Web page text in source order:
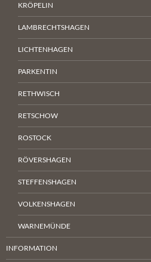
KRÖPELIN
LAMBRECHTSHAGEN
LICHTENHAGEN
PARKENTIN
RETHWISCH
RETSCHOW
ROSTOCK
RÖVERSHAGEN
STEFFENSHAGEN
VOLKENSHAGEN
WARNEMÜNDE
INFORMATION